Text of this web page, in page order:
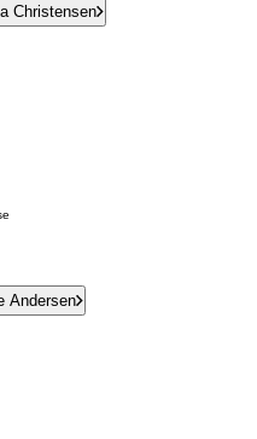
Christensen
Andersen